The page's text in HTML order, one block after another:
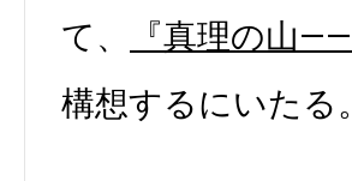
て、
『真理の山
構想するにいたる。